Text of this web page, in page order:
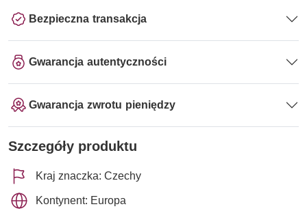
Bezpieczna transakcja
Gwarancja autentyczności
Gwarancja zwrotu pieniędzy
Szczegóły produktu
Kraj znaczka: Czechy
Kontynent: Europa